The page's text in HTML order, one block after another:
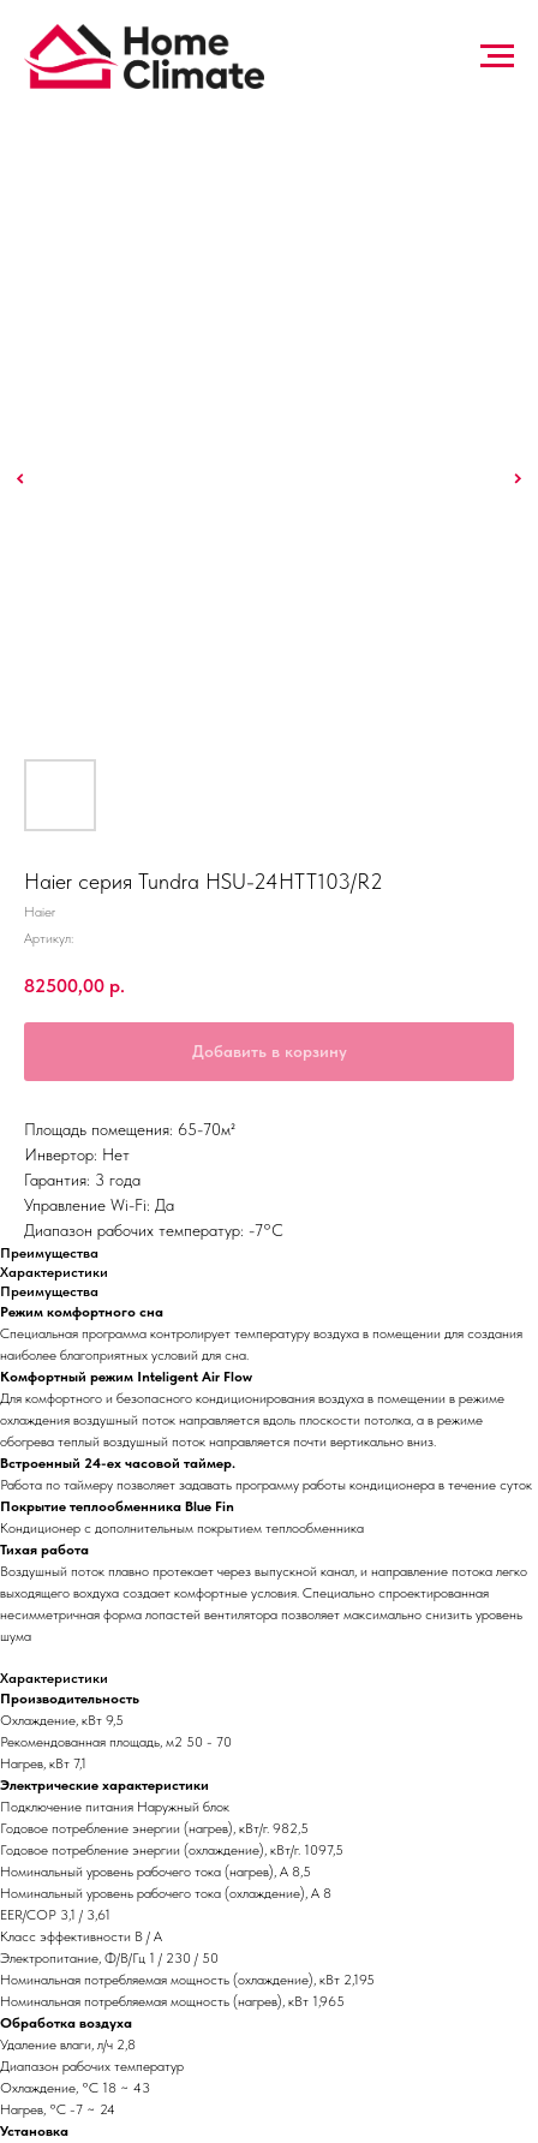
Haier серия Tundra HSU-24HTT103/R2
Haier
Артикул:
82500,00 р.
Добавить в корзину
Площадь помещения: 65-70м²
Инвертор: Нет
Гарантия: 3 года
Управление Wi-Fi: Да
Диапазон рабочих температур: -7°С
Преимущества
Характеристики
Преимущества
Режим комфортного сна
Специальная программа контролирует температуру воздуха в помещении для создания
наиболее благоприятных условий для сна.
Комфортный режим Inteligent Air Flow
Для комфортного и безопасного кондиционирования воздуха в помещении в режиме
охлаждения воздушный поток направляется вдоль плоскости потолка, а в режиме
обогрева теплый воздушный поток направляется почти вертикально вниз.
Встроенный 24-ех часовой таймер.
Работа по таймеру позволяет задавать программу работы кондиционера в течение суток
Покрытие теплообменника Blue Fin
Кондиционер с дополнительным покрытием теплообменника
Тихая работа
Воздушный поток плавно протекает через выпускной канал, и направление потока легко
выходящего вохдуха создает комфортные условия. Специально спроектированная
несимметричная форма лопастей вентилятора позволяет максимально снизить уровень
шума
Характеристики
Производительность
Охлаждение, кВт 9,5
Рекомендованная площадь, м2 50 - 70
Нагрев, кВт 7,1
Электрические характеристики
Подключение питания Наружный блок
Годовое потребление энергии (нагрев), кВт/г. 982,5
Годовое потребление энергии (охлаждение), кВт/г. 1097,5
Номинальный уровень рабочего тока (нагрев), А 8,5
Номинальный уровень рабочего тока (охлаждение), А 8
EER/COP 3,1 / 3,61
Класс эффективности B / A
Электропитание, Ф/В/Гц 1 / 230 / 50
Номинальная потребляемая мощность (охлаждение), кВт 2,195
Номинальная потребляемая мощность (нагрев), кВт 1,965
Обработка воздуха
Удаление влаги, л/ч 2,8
Диапазон рабочих температур
Охлаждение, °С 18 ~ 43
Нагрев, °С -7 ~ 24
Установка